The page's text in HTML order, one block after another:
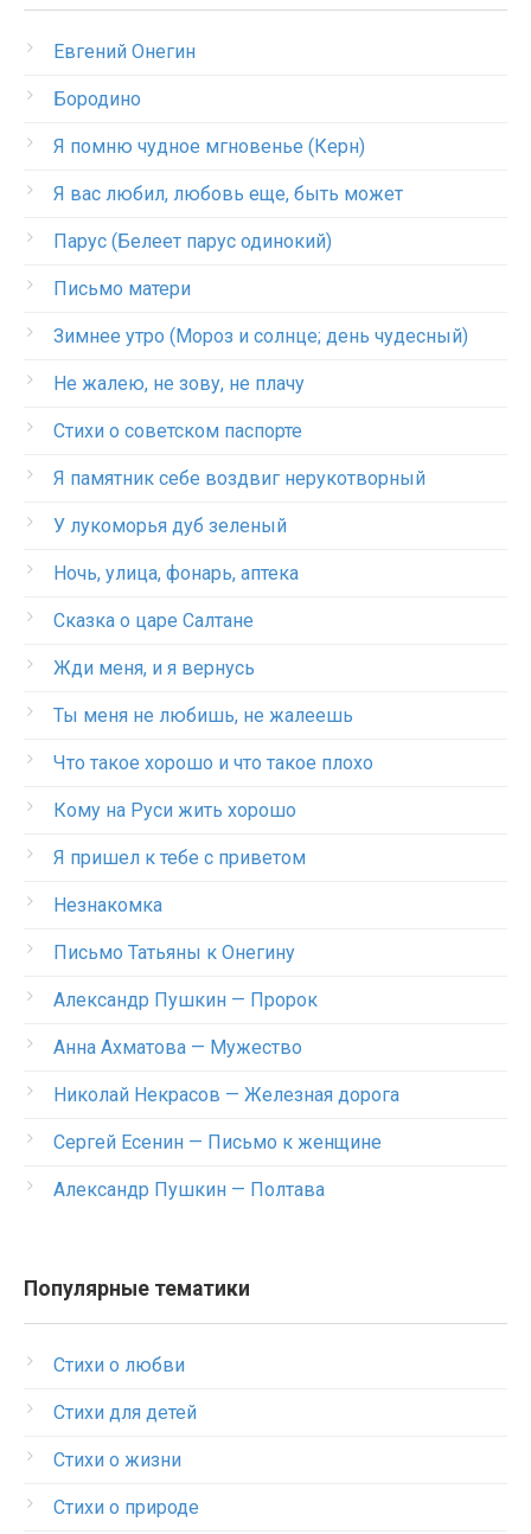
Евгений Онегин
Бородино
Я помню чудное мгновенье (Керн)
Я вас любил, любовь еще, быть может
Парус (Белеет парус одинокий)
Письмо матери
Зимнее утро (Мороз и солнце; день чудесный)
Не жалею, не зову, не плачу
Стихи о советском паспорте
Я памятник себе воздвиг нерукотворный
У лукоморья дуб зеленый
Ночь, улица, фонарь, аптека
Сказка о царе Салтане
Жди меня, и я вернусь
Ты меня не любишь, не жалеешь
Что такое хорошо и что такое плохо
Кому на Руси жить хорошо
Я пришел к тебе с приветом
Незнакомка
Письмо Татьяны к Онегину
Александр Пушкин — Пророк
Анна Ахматова — Мужество
Николай Некрасов — Железная дорога
Сергей Есенин — Письмо к женщине
Александр Пушкин — Полтава
Популярные тематики
Стихи о любви
Стихи для детей
Стихи о жизни
Стихи о природе